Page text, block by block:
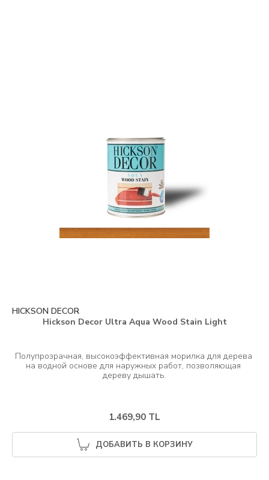
HICKSON DECOR
Hickson Decor Ultra Aqua Wood Stain Light
Полупрозрачная, высокоэффективная морилка для дерева
на водной основе для наружных работ, позволяющая
1.469,90 TL
ДОБАВИТЬ В КОРЗИНУ